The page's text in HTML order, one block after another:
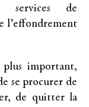
services de
l’effondrement
important,
se procurer de
de quitter la